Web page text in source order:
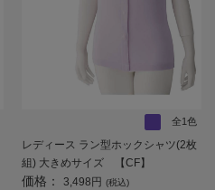
全1色
レディース ラン型ホックシャツ(2枚
組) 大きめサイズ 【CF】
価格： 3,498円 (税込)